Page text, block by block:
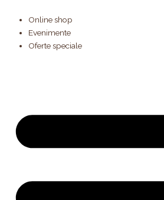
content
Online shop
Evenimente
Oferte speciale
search